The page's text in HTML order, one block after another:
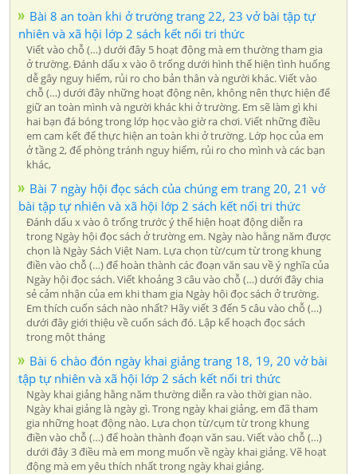
Bài 8 an toàn khi ở trường trang 22, 23 vở bài tập tự
nhiên và xã hội lớp 2 sách kết nối tri thức
Viết vào chỗ (…) dưới đây 5 hoạt động mà em thường tham gia
ở trường. Đánh dấu x vào ô trống dưới hình thể hiện tình huống
dễ gây nguy hiểm, rủi ro cho bản thân và người khác. Viết vào
chỗ (…) dưới đây những hoạt động nên, không nên thực hiện để
giữ an toàn mình và người khác khi ở trường. Em sẽ làm gì khi
hai bạn đá bóng trong lớp học vào giờ ra chơi. Viết những điều
em cam kết để thực hiện an toàn khi ở trường. Lớp học của em
ở tầng 2, để phòng tránh nguy hiểm, rủi ro cho mình và các bạn
khác,
Bài 7 ngày hội đọc sách của chúng em trang 20, 21 vở
bài tập tự nhiên và xã hội lớp 2 sách kết nối tri thức
Đánh dấu x vào ô trống trước ý thể hiện hoạt động diễn ra
trong Ngày hội đọc sách ở trường em. Ngày nào hằng năm được
chọn là Ngày Sách Việt Nam. Lựa chọn từ/cụm từ trong khung
điền vào chỗ (…) để hoàn thành các đoạn văn sau về ý nghĩa của
Ngày hội đọc sách. Viết khoảng 3 câu vào chỗ (…) dưới đây chia
sẻ cảm nhận của em khi tham gia Ngày hội đọc sách ở trường.
Em thích cuốn sách nào nhất? Hãy viết 3 đến 5 câu vào chỗ (…)
dưới đây giới thiệu về cuốn sách đó. Lập kế hoạch đọc sách
trong một tháng
Bài 6 chào đón ngày khai giảng trang 18, 19, 20 vở bài
tập tự nhiên và xã hội lớp 2 sách kết nối tri thức
Ngày khai giảng hằng năm thường diễn ra vào thời gian nào.
Ngày khai giảng là ngày gì. Trong ngày khai giảng, em đã tham
gia những hoạt động nào. Lựa chọn từ/cụm từ trong khung
điền vào chỗ (…) để hoàn thành đoạn văn sau. Viết vào chỗ (…)
dưới đây 3 điều mà em mong muốn về ngày khai giảng. Vẽ hoạt
động mà em yêu thích nhất trong ngày khai giảng.